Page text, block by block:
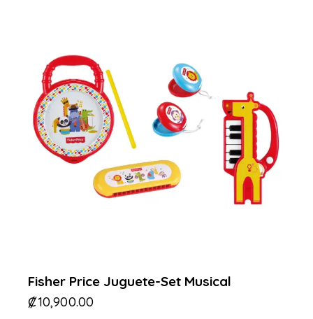
Fisher Price Juguete-Set Musical
₡10,900.00